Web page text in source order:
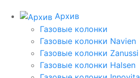
Архив
Газовые колонки
Газовые колонки Navien
Газовые колонки Zanussi
Газовые колонки Halsen